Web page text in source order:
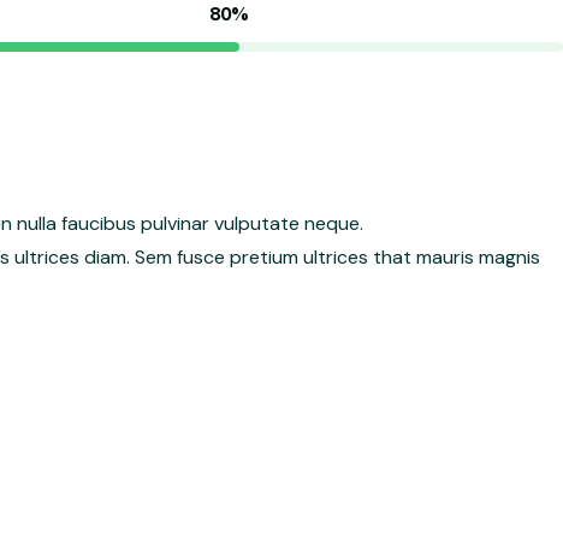
80%
nulla faucibus pulvinar vulputate neque.
diam. Sem fusce pretium ultrices that mauris magnis